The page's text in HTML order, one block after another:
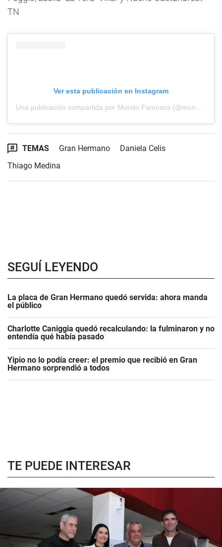
TN
Ver esta publicación en Instagram
TEMAS Gran Hermano
Daniela Celis
Thiago Medina
SEGUÍ LEYENDO
La placa de Gran Hermano quedó servida: ahora manda
el público
Charlotte Caniggia quedó recalculando: la fulminaron y no
entendía qué había pasado
Yipio no lo podía creer: el premio que recibió en Gran
Hermano sorprendió a todos
TE PUEDE INTERESAR